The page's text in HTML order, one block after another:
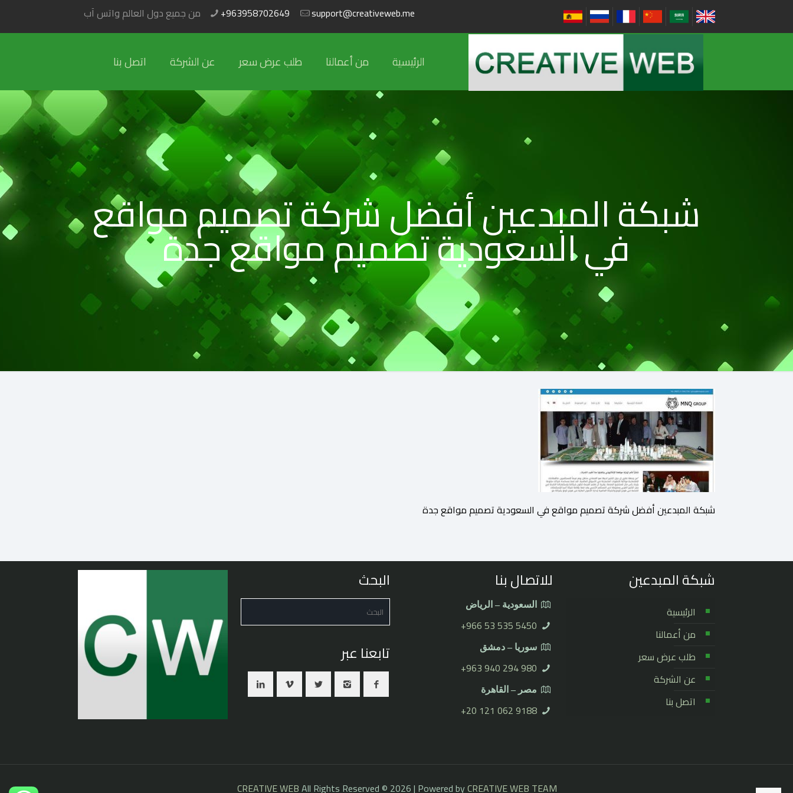
من جميع دول العالم واتس آب +963958702649 support@creativeweb.me
الرئيسية من أعمالنا طلب عرض سعر عن الشركة اتصل بنا
شبكة المبدعين أفضل شركة تصميم مواقع
في السعودية تصميم مواقع جدة
شبكة المبدعين أفضل شركة تصميم مواقع في السعودية تصميم مواقع جدة
شبكة المبدعين
الرئيسية
من أعمالنا
طلب عرض سعر
عن الشركة
اتصل بنا
للاتصال بنا
السعودية – الرياض
⁦+966 53 535 5450
سوريا – دمشق
⁦+963 940 294 980⁩
مصر – القاهرة
⁦+20 121 062 9188⁩
البحث
تابعنا عبر
CREATIVE WEBAll Rights Reserved © 2026 | Powered byCREATIVE WEB TEAM